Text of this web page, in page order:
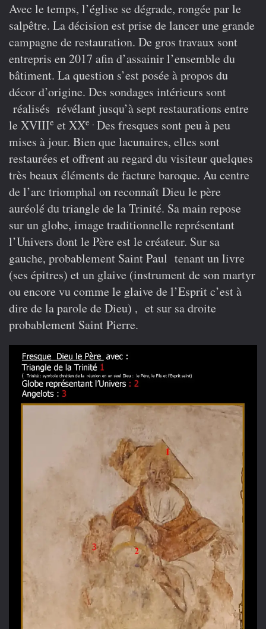
Avec le temps, l’église se dégrade, rongée par le
salpêtre. La décision est prise de lancer une grande
campagne de restauration. De gros travaux sont
entrepris en 2017 afin d’assainir l’ensemble du
bâtiment. La question s’est posée à propos du
décor d’origine. Des sondages intérieurs sont
réalisés révélant jusqu’à sept restaurations entre
le XVIIIe et XXe . Des fresques sont peu à peu
mises à jour. Bien que lacunaires, elles sont
restaurées et offrent au regard du visiteur quelques
très beaux éléments de facture baroque. Au centre
de l’arc triomphal on reconnaît Dieu le père
auréolé du triangle de la Trinité. Sa main repose
sur un globe, image traditionnelle représentant
l’Univers dont le Père est le créateur. Sur sa
gauche, probablement Saint Paul tenant un livre
(ses épitres) et un glaive (instrument de son martyr
ou encore vu comme le glaive de l’Esprit c’est à
dire de la parole de Dieu) , et sur sa droite
probablement Saint Pierre.